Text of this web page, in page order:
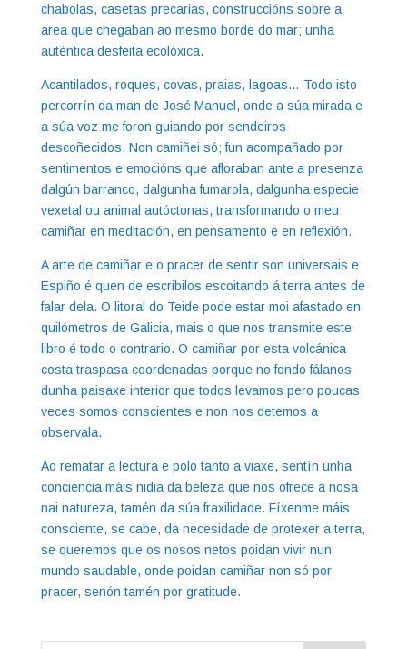
chabolas, casetas precarias, construccións sobre a
area que chegaban ao mesmo borde do mar; unha
auténtica desfeita ecolóxica.
Acantilados, roques, covas, praias, lagoas… Todo isto
percorrín da man de José Manuel, onde a súa mirada e
a súa voz me foron guiando por sendeiros
descoñecidos. Non camiñei só; fun acompañado por
sentimentos e emocións que afloraban ante a presenza
dalgún barranco, dalgunha fumarola, dalgunha especie
vexetal ou animal autóctonas, transformando o meu
camiñar en meditación, en pensamento e en reflexión.
A arte de camiñar e o pracer de sentir son universais e
Espiño é quen de escribilos escoitando á terra antes de
falar dela. O litoral do Teide pode estar moi afastado en
quilómetros de Galicia, mais o que nos transmite este
libro é todo o contrario. O camiñar por esta volcánica
costa traspasa coordenadas porque no fondo fálanos
dunha paisaxe interior que todos levamos pero poucas
veces somos conscientes e non nos detemos a
observala.
Ao rematar a lectura e polo tanto a viaxe, sentín unha
conciencia máis nidia da beleza que nos ofrece a nosa
nai natureza, tamén da súa fraxilidade. Fíxenme máis
consciente, se cabe, da necesidade de protexer a terra,
se queremos que os nosos netos poidan vivir nun
mundo saudable, onde poidan camiñar non só por
pracer, senón tamén por gratitude.